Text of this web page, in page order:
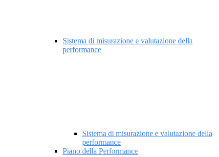
Sistema di misurazione e valutazione della
performance
Sistema di misurazione e valutazione della
performance
Piano della Performance